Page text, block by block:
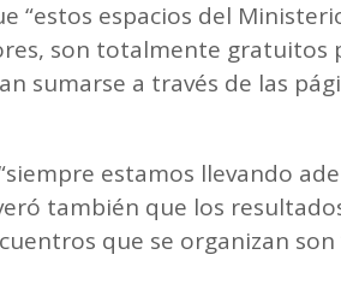
“estos espacios del
son totalmente gratuitos
sumarse a través de las
estamos llevando
también que los
que se organizan son